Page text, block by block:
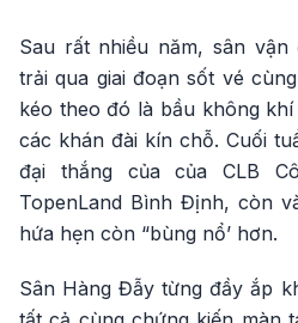
Sau rất nhiều năm, sân
trải qua giai đoạn sốt vé
kéo theo đó là bầu không
các khán đài kín chỗ. Cuối
đại thắng của của CLB
TopenLand Bình Định, còn
hứa hẹn còn “bùng nổ’ hơn.
Sân Hàng Đẫy từng đầy ắp